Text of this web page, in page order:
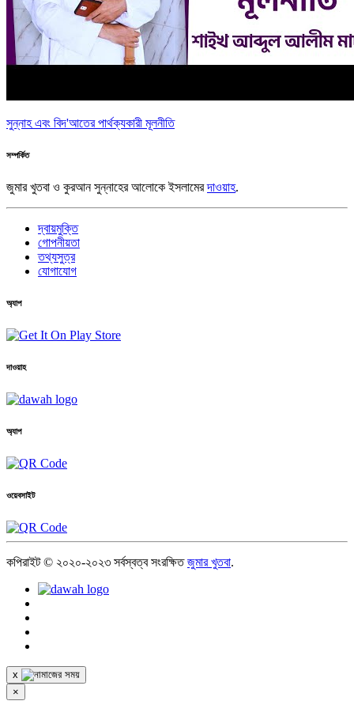
সুন্নাহ এবং বিদ'আতের পার্থক্যকারী মূলনীতি
সম্পর্কিত
জুমার খুতবা ও কুরআন সুন্নাহের আলোকে ইসলামেরদাওয়াহ.
দ্বায়মুক্তি
গোপনীয়তা
তথ্যসুত্র
যোগাযোগ
অ্যাপ
দাওয়াহ
অ্যাপ
ওয়েবসাইট
কপিরাইট © ২০২০-২০২৩ সর্বস্বত্ব সংরক্ষিতজুমার খুতবা.
x
×